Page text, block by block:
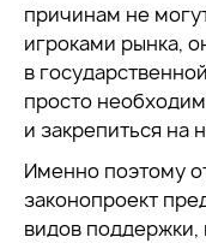
причинам не
игроками рынка,
в
просто
и закрепиться на
Именно поэтому
законопроект
видов поддержки,